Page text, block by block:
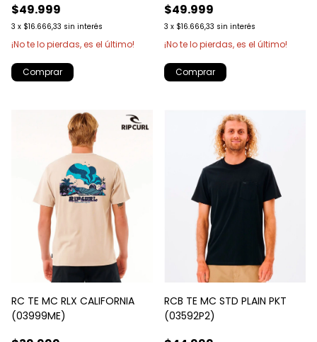
$49.999
3 x $16.666,33 sin interés
¡No te lo pierdas, es el último!
Comprar
$49.999
3 x $16.666,33 sin interés
¡No te lo pierdas, es el último!
Comprar
RC TE MC RLX CALIFORNIA
(03999ME)
RCB TE MC STD PLAIN PKT
(03592P2)